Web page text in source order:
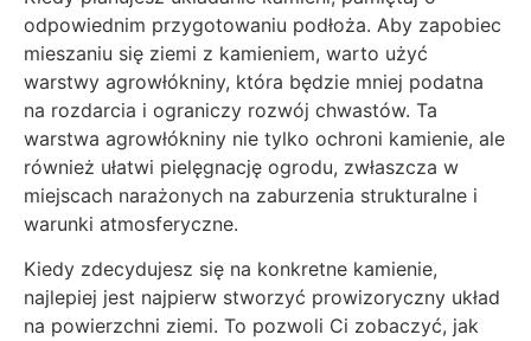
odpowiednim przygotowaniu podłoża. Aby zapobiec
mieszaniu się ziemi z kamieniem, warto użyć
warstwy agrowłókniny, która będzie mniej podatna
na rozdarcia i ograniczy rozwój chwastów. Ta
warstwa agrowłókniny nie tylko ochroni kamienie, ale
również ułatwi pielęgnację ogrodu, zwłaszcza w
miejscach narażonych na zaburzenia strukturalne i
warunki atmosferyczne.
Kiedy zdecydujesz się na konkretne kamienie,
najlepiej jest najpierw stworzyć prowizoryczny układ
na powierzchni ziemi. To pozwoli Ci zobaczyć, jak